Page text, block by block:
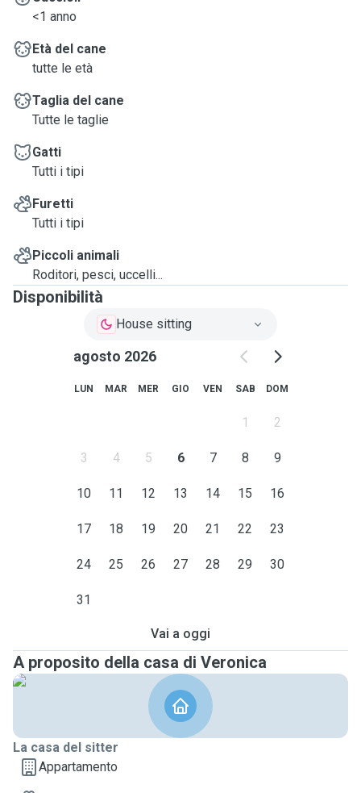
<1 anno
Età del cane
tutte le età
Taglia del cane
Tutte le taglie
Gatti
Tutti i tipi
Furetti
Tutti i tipi
Piccoli animali
Roditori, pesci, uccelli...
Disponibilità
House sitting
agosto 2026
LUN MAR MER GIO VEN SAB DOM
1 2
3 4 5 6 7 8 9
10 11 12 13 14 15 16
17 18 19 20 21 22 23
24 25 26 27 28 29 30
31
Vai a oggi
A proposito della casa di Veronica
La casa del sitter
Appartamento